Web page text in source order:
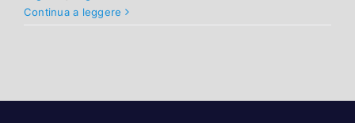
Continua a leggere